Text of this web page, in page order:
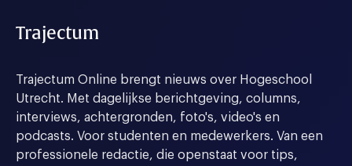
Trajectum
Trajectum Online brengt nieuws over Hogeschool
Utrecht. Met dagelijkse berichtgeving, columns,
interviews, achtergronden, foto's, video's en
podcasts. Voor studenten en medewerkers. Van een
professionele redactie, die openstaat voor tips,